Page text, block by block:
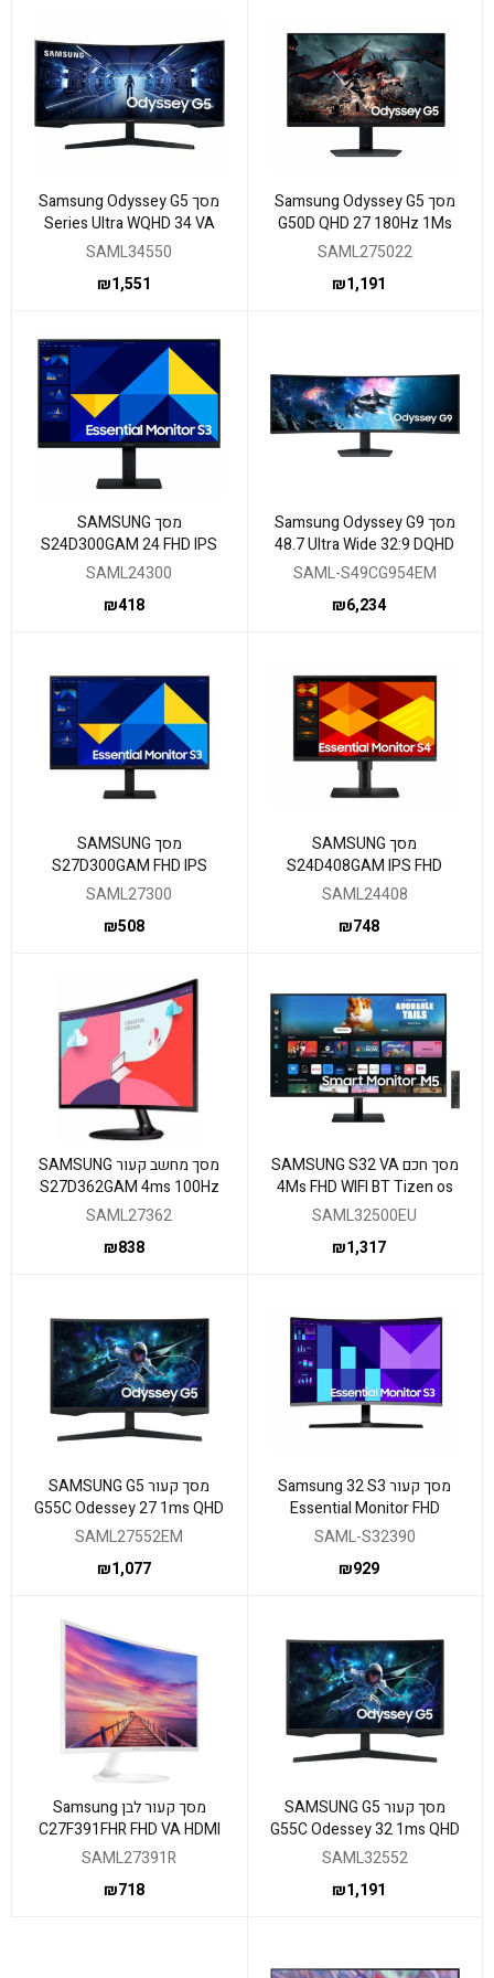
מסך Samsung Odyssey G5
G50D QHD 27 180Hz 1Ms
Gaming Monitor Pivot
SAML275022
₪1,191
מסך Samsung Odyssey G5
Series Ultra WQHD 34 VA
1ms HDMI DP
SAML34550
₪1,551
מסך Samsung Odyssey G9
48.7 Ultra Wide 32:9 DQHD
240Hz 1ms VA HDR
SAML-S49CG954EM
₪6,234
מסך SAMSUNG
S24D300GAM 24 FHD IPS
5MS 100Hz HDMI VGA
SAML24300
₪418
מסך SAMSUNG
S24D408GAM IPS FHD
100hz Speakers DP
SAML24408
₪748
מסך SAMSUNG
S27D300GAM FHD IPS
5MS 100HZ VGA HDMI
SAML27300
₪508
מסך חכם SAMSUNG S32 VA
4Ms FHD WIFI BT Tizen os
HDR10 Speakers
SAML32500EU
₪1,317
מסך מחשב קעור SAMSUNG
S27D362GAM 4ms 100Hz
FreeSync FHD VGA HDMI
SAML27362
₪838
מסך קעור Samsung 32 S3
Essential Monitor FHD
100Hz 4Ms VA Black
SAML-S32390
₪929
מסך קעור SAMSUNG G5
G55C Odessey 27 1ms QHD
165Hz FreeSync
SAML27552EM
₪1,077
מסך קעור SAMSUNG G5
G55C Odessey 32 1ms QHD
165Hz FreeSync
SAML32552
₪1,191
מסך קעור לבן Samsung
C27F391FHR FHD VA HDMI
VGA 4ms
SAML27391R
₪718